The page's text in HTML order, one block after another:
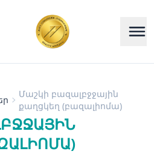
Մաշկի բազալբջջային
քաղցկեղ (բազալիոմա)